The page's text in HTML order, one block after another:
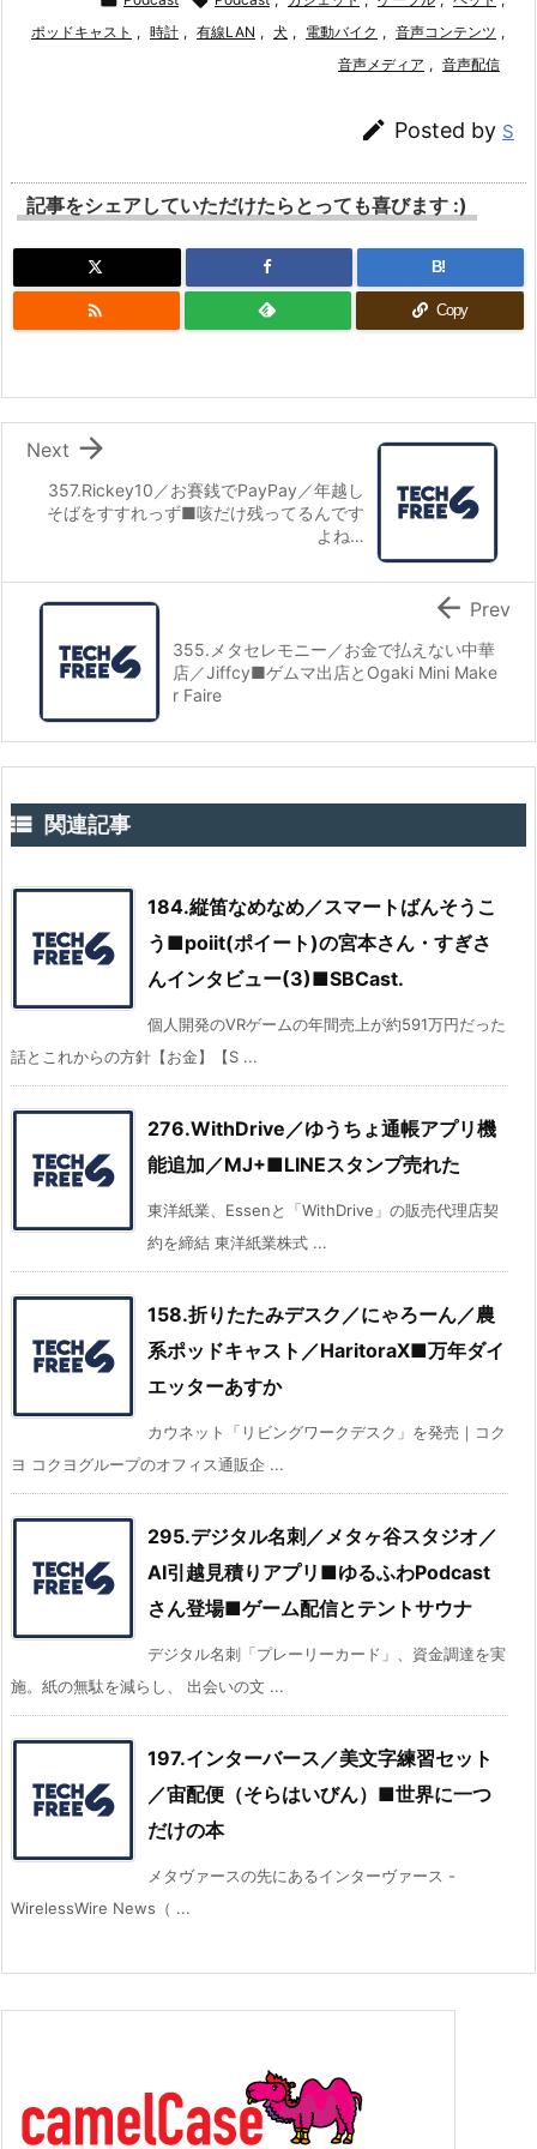
ポッドキャスト , 時計 , 有線LAN , 犬 , 電動バイク , 音声コンテンツ ,
音声メディア , 音声配信
 Posted by S
記事をシェアしていただけたらとっても喜びます :)
B!
 Copy
357.Rickey10／お賽銭でPayPay／年越し
そばをすすれっず■咳だけ残ってるんです
よね…

Next
355.メタセレモニー／お金で払えない中華
店／Jiffcy■ゲムマ出店とOgaki Mini Make
r Faire
 Prev
 関連記事
184.縦笛なめなめ／スマートばんそうこ
う■poiit(ポイート)の宮本さん・すぎさ
んインタビュー(3)■SBCast.
個人開発のVRゲームの年間売上が約591万円だった
話とこれからの方針【お金】【S ...
276.WithDrive／ゆうちょ通帳アプリ機
能追加／MJ+■LINEスタンプ売れた
東洋紙業、Essenと「WithDrive」の販売代理店契
約を締結 東洋紙業株式 ...
158.折りたたみデスク／にゃろーん／農
系ポッドキャスト／HaritoraX■万年ダイ
エッターあすか
カウネット「リビングワークデスク」を発売｜コク
ヨ コクヨグループのオフィス通販企 ...
295.デジタル名刺／メタヶ谷スタジオ／
AI引越見積りアプリ■ゆるふわPodcast
さん登場■ゲーム配信とテントサウナ
デジタル名刺「プレーリーカード」、資金調達を実
施。紙の無駄を減らし、 出会いの文 ...
197.インターバース／美文字練習セット
／宙配便（そらはいびん）■世界に一つ
だけの本
メタヴァースの先にあるインターヴァース -
WirelessWire News（ ...